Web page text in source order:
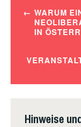
Beitrags-
Navigation
WARUM
IN
Hinweise